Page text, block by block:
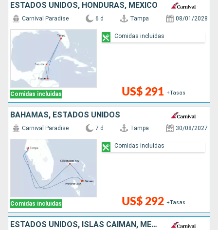
ESTADOS UNIDOS, HONDURAS, MÉXICO
Comidas incluidas
Carnival Paradise 6 d Tampa 08/01/2028
US$ 291 +Tasas
Comidas incluidas
BAHAMAS, ESTADOS UNIDOS
Comidas incluidas
Carnival Paradise 7 d Tampa 30/08/2027
US$ 292 +Tasas
Comidas incluidas
ESTADOS UNIDOS, ISLAS CAIMÁN, MÉXICO